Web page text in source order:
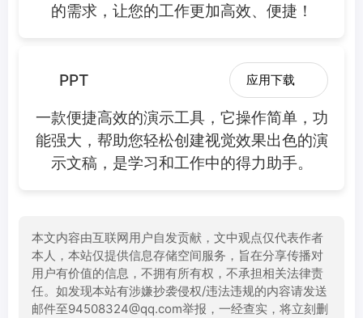
的需求，让您的工作更加高效、便捷！
PPT 应用下载
一款便捷高效的演示工具，它操作简单，功
能强大，帮助您轻松创建视觉效果出色的演
示文稿，是学习和工作中的得力助手。
本文内容由互联网用户自发贡献，文中观点仅代表作者
本人，本站仅提供信息存储空间服务，旨在分享传播对
用户有价值的信息，不拥有所有权，不承担相关法律责
任。如发现本站有涉嫌抄袭侵权/违法违规的内容请发送
邮件至94508324@qq.com举报，一经查实，将立刻删